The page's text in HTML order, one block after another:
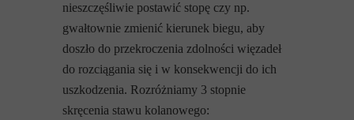
nieszczęśliwie postawić stopę czy np.
gwałtownie zmienić kierunek biegu, aby
doszło do przekroczenia zdolności więzadeł
do rozciągania się i w konsekwencji do ich
uszkodzenia. Rozróżniamy 3 stopnie
skręcenia stawu kolanowego: